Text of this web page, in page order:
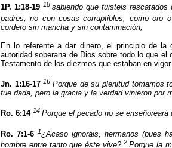
1P. 1:18-19 18 sabiendo que fuisteis
padres, no con cosas corruptibles, como oro
cordero sin mancha y sin contaminación,
En lo referente a dar dinero, el principio de la
autoridad soberana de Dios sobre todo lo que
Testamento de los diezmos que estaban en
Jn. 1:16-1716 Porque de su plenitud tomamos
fue dada, pero la gracia y la verdad vinieron por
Ro. 6:14 14 Porque el pecado no se
Ro. 7:1-6 1¿Acaso ignoráis, hermanos (pues
hombre entre tanto que éste vive?2 Porque la